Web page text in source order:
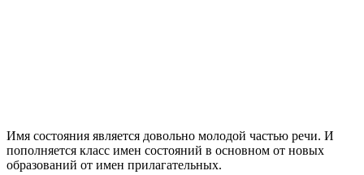
Имя состояния является довольно молодой частью речи. И
пополняется класс имен состояний в основном от новых
образований от имен прилагательных.